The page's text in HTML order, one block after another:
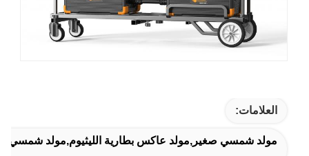
العلامات:
مولد شمسي صغير,مولد عاكس بطارية الليثيوم,مولد شمسي